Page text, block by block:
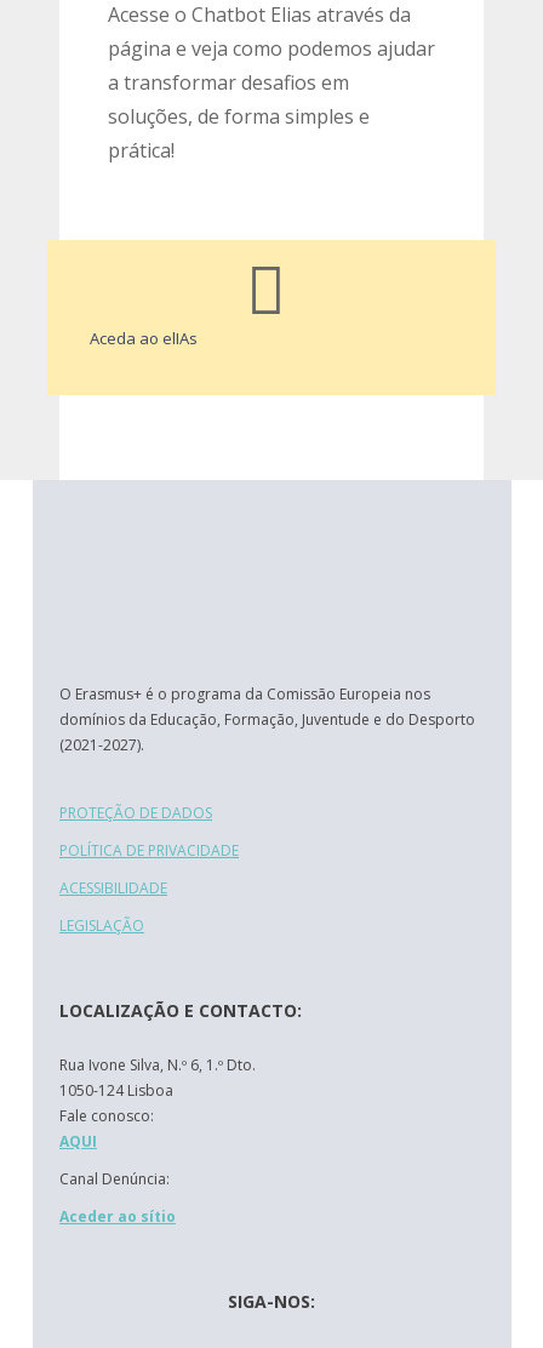
Acesse o Chatbot Elias através da
página e veja como podemos ajudar
a transformar desafios em
soluções, de forma simples e
prática!
Aceda ao elIAs
O Erasmus+ é o programa da Comissão Europeia nos
domínios da Educação, Formação, Juventude e do Desporto
(2021-2027).
PROTEÇÃO DE DADOS
POLÍTICA DE PRIVACIDADE
ACESSIBILIDADE
LEGISLAÇÃO
LOCALIZAÇÃO E CONTACTO:
Rua Ivone Silva, N.º 6, 1.º Dto.
1050-124 Lisboa
Fale conosco:
AQUI
Canal Denúncia:
Aceder ao sítio
SIGA-NOS: